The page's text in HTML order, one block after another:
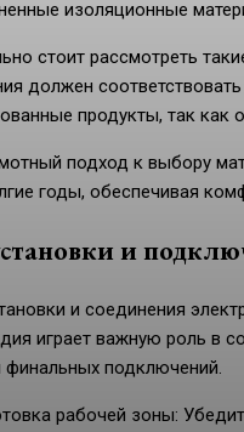
изоляционные
стоит рассмотреть
должен
продукты, так как
подход к выбору
годы, обеспечивая
и
и соединения
играет важную роль в
финальных подключений.
рабочей зоны: